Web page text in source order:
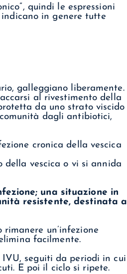
quindi le espressioni
indicano in genere tutte
galleggiano liberamente.
al rivestimento della
da uno strato viscido
dagli antibiotici,
della vescica o vi si annida
una situazione in
resistente, destinata a
un’infezione
facilmente.
seguiti da periodi in cui
E poi il ciclo si ripete.